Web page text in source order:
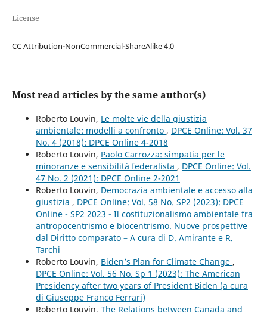
License
CC Attribution-NonCommercial-ShareAlike 4.0
Most read articles by the same author(s)
Roberto Louvin, Le molte vie della giustizia
ambientale: modelli a confronto , DPCE Online: Vol. 37
No. 4 (2018): DPCE Online 4-2018
Roberto Louvin, Paolo Carrozza: simpatia per le
minoranze e sensibilità federalista , DPCE Online: Vol.
47 No. 2 (2021): DPCE Online 2-2021
Roberto Louvin, Democrazia ambientale e accesso alla
giustizia , DPCE Online: Vol. 58 No. SP2 (2023): DPCE
Online - SP2 2023 - Il costituzionalismo ambientale fra
antropocentrismo e biocentrismo. Nuove prospettive
dal Diritto comparato – A cura di D. Amirante e R.
Tarchi
Roberto Louvin, Biden’s Plan for Climate Change ,
DPCE Online: Vol. 56 No. Sp 1 (2023): The American
Presidency after two years of President Biden (a cura
di Giuseppe Franco Ferrari)
Roberto Louvin, The Relations between Canada and